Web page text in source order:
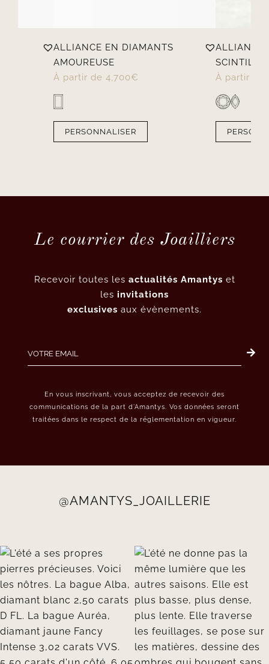
ALLIANCE EN DIAMANTS
AMOUREUSE
À partir de 4,700€
PERSONNALISER
ALLIANCE
À partir de
Le courrier des Joailliers
Recevoir toutes les actualités Amantys et
les invitations
exclusives aux évènements.
En vous inscrivant, vous acceptez de recevoir des
communications de la part d’Amantys. Vos données seront
traitées dans le respect de la réglementation en vigueur.
@AMANTYS_JOAILLERIE